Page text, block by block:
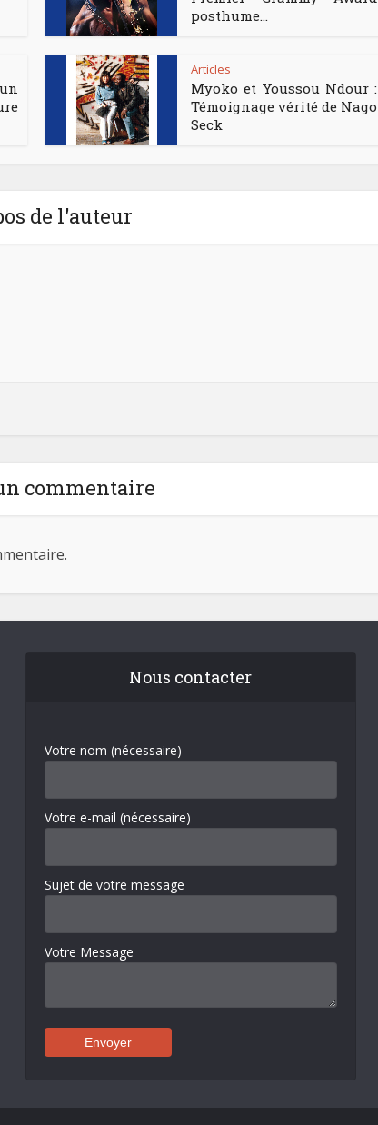
posthume...
Articles
Myoko et Youssou Ndour :
Témoignage vérité de Nago
Seck
de l'auteur
commentaire
Nous contacter
Votre nom (nécessaire)
Votre e-mail (nécessaire)
Sujet de votre message
Votre Message